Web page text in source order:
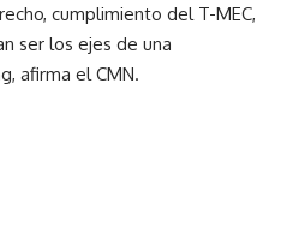
cumplimiento del T-MEC,
ser los ejes de una
afirma el CMN.